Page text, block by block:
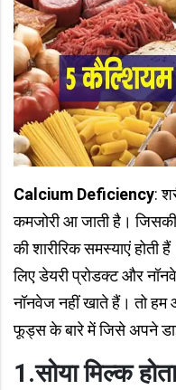
Calcium Deficiency:
कमजोरी आ जाती है।
की शारीरिक समस्याएं
लिए डेयरी प्रोडक्ट और
नॉनवेज नहीं खाते हैं। तो
फूड्स के बारे में जिसे अपने
1.सोया मिल्क